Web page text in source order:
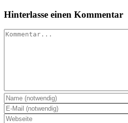
Hinterlasse einen Kommentar
Kommentar